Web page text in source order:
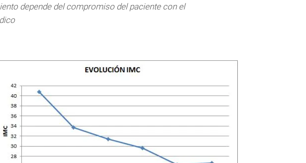
depende del compromiso del paciente con el